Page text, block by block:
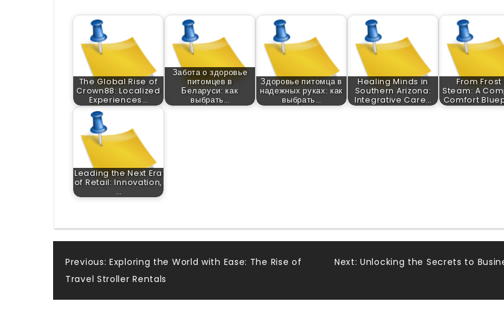
The Global Rise of
Crown88: Localized
Experiences…
Забота о здоровье
питомцев в
Беларуси: как
выбрать…
Здоровье питомца в
надежных руках: как
выбрать…
Healing Minds in
Southern Arizona:
Integrative Care…
From Frost
Steam: A
Comfort
Leading the Next Era
of Retail: Innovation,
…
Post
navigation
Previous: Exploring the World with Ease: The Rise of
Travel Stroller Rentals
Next: Unlocking the Secrets to